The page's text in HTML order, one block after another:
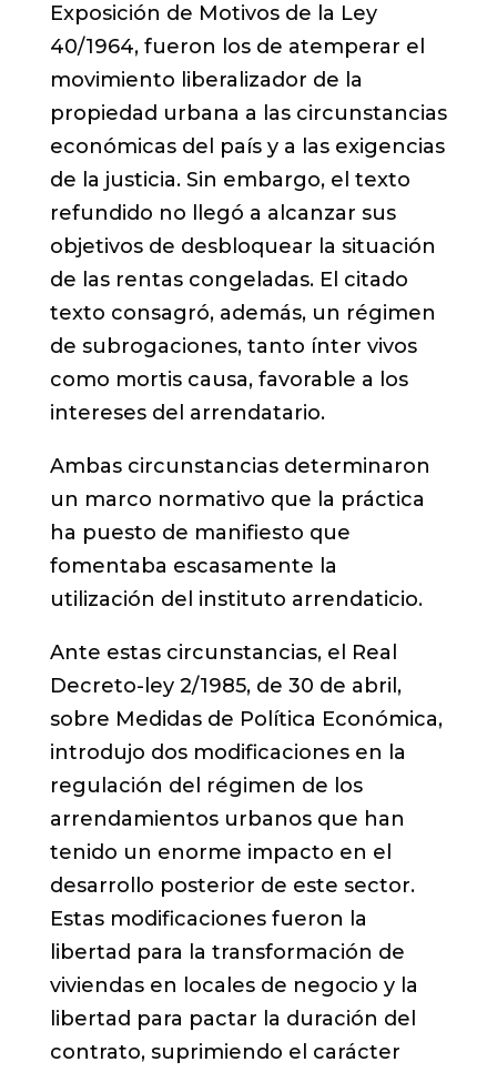
Exposición de Motivos de la Ley
40/1964, fueron los de atemperar el
movimiento liberalizador de la
propiedad urbana a las circunstancias
económicas del país y a las exigencias
de la justicia. Sin embargo, el texto
refundido no llegó a alcanzar sus
objetivos de desbloquear la situación
de las rentas congeladas. El citado
texto consagró, además, un régimen
de subrogaciones, tanto ínter vivos
como mortis causa, favorable a los
intereses del arrendatario.
Ambas circunstancias determinaron
un marco normativo que la práctica
ha puesto de manifiesto que
fomentaba escasamente la
utilización del instituto arrendaticio.
Ante estas circunstancias, el Real
Decreto-ley 2/1985, de 30 de abril,
sobre Medidas de Política Económica,
introdujo dos modificaciones en la
regulación del régimen de los
arrendamientos urbanos que han
tenido un enorme impacto en el
desarrollo posterior de este sector.
Estas modificaciones fueron la
libertad para la transformación de
viviendas en locales de negocio y la
libertad para pactar la duración del
contrato, suprimiendo el carácter